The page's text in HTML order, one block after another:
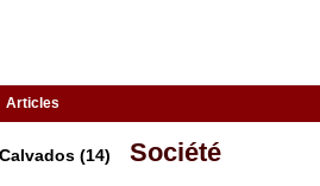
Articles
(14) Société